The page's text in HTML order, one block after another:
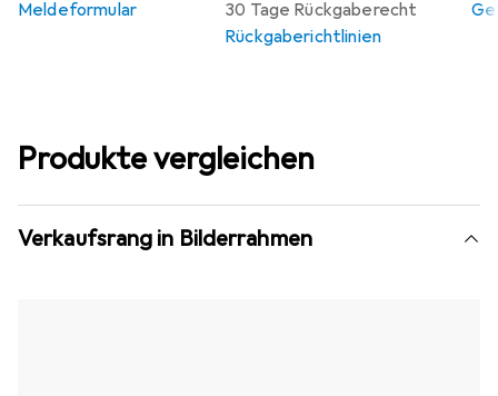
30 Tage Rückgaberecht
Rückgaberichtlinien
Meldeformular
Produkte vergleichen
Verkaufsrang in Bilderrahmen